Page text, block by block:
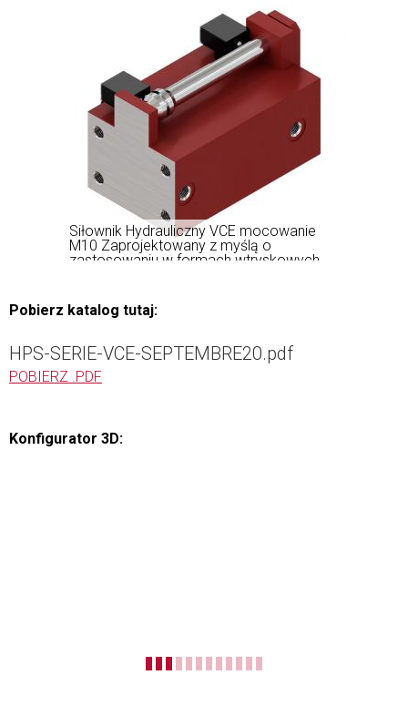
Siłownik Hydrauliczny VCE mocowanie
M10 Zaprojektowany z myślą o
zastosowaniu w formach wtryskowych,
pracy
Pobierz katalog tutaj:
HPS-SERIE-VCE-SEPTEMBRE20.pdf
POBIERZ .PDF
Konfigurator 3D: